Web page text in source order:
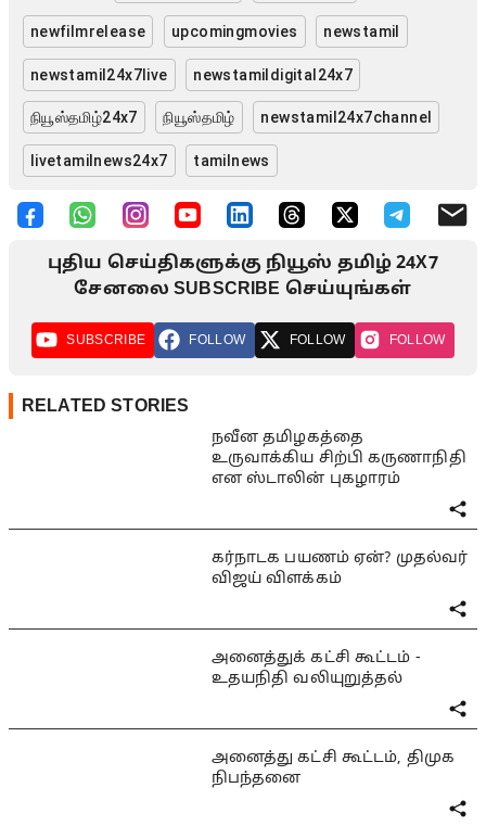
newfilmrelease upcomingmovies newstamil
newstamil24x7live newstamildigital24x7
நியூஸ்தமிழ்24x7 நியூஸ்தமிழ் newstamil24x7channel
livetamilnews24x7 tamilnews
புதிய செய்திகளுக்கு நியூஸ் தமிழ் 24X7
சேனலை SUBSCRIBE செய்யுங்கள்
SUBSCRIBE FOLLOW FOLLOW FOLLOW
RELATED STORIES
நவீன தமிழகத்தை
உருவாக்கிய சிற்பி கருணாநிதி
என ஸ்டாலின் புகழாரம்
கர்நாடக பயணம் ஏன்? முதல்வர்
விஜய் விளக்கம்
அனைத்துக் கட்சி கூட்டம் -
உதயநிதி வலியுறுத்தல்
அனைத்து கட்சி கூட்டம், திமுக
நிபந்தனை